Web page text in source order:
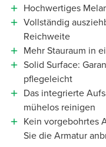
Hochwertiges
Vollständig
Reichweite
Mehr Stauraum in
Solid Surface:
pflegeleicht
Das integrierte
mühelos reinigen
Kein vorgebohrtes
Sie die Armatur